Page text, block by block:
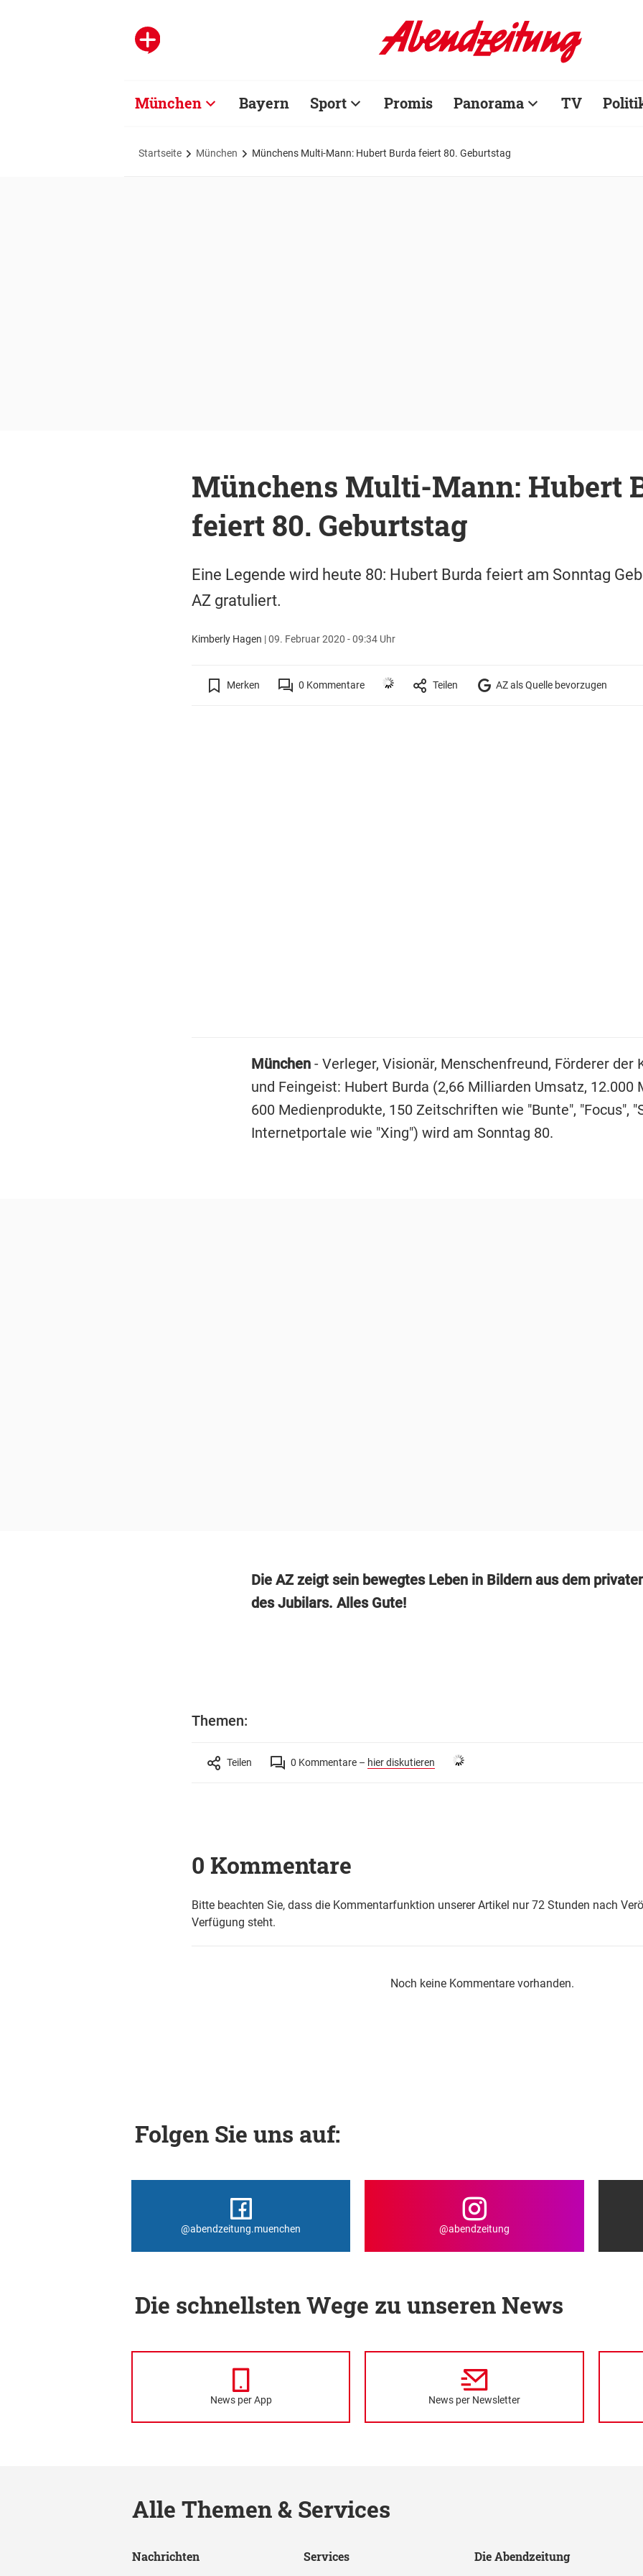
München Bayern Sport Promis Panorama TV
Startseite München Münchens Multi-Mann: Hubert Burda feiert 80. Geburtstag
Münchens Multi-Mann: Hubert
feiert 80. Geburtstag
Eine Legende wird heute 80: Hubert Burda feiert am Sonntag
AZ gratuliert.
Kimberly Hagen |09. Februar 2020 - 09:34 Uhr
Merken 0 Kommentare Teilen AZ als Quelle bevorzugen
München - Verleger, Visionär, Menschenfreund, Förderer der
und Feingeist: Hubert Burda (2,66 Milliarden Umsatz, 12.000
600 Medienprodukte, 150 Zeitschriften wie "Bunte", "Focus",
Internetportale wie "Xing") wird am Sonntag 80.
Die AZ zeigt sein bewegtes Leben in Bildern aus dem
des Jubilars. Alles Gute!
Themen:
Teilen 0 Kommentare – hier diskutieren
0 Kommentare
Bitte beachten Sie, dass die Kommentarfunktion unserer Artikel nur 72 Stunden nach
Verfügung steht.
Noch keine Kommentare vorhanden.
Folgen Sie uns auf:
@abendzeitung.muenchen @abendzeitung
Die schnellsten Wege zu unseren News
News per App News per Newsletter
Alle Themen & Services
Nachrichten Services Die Abendzeitung